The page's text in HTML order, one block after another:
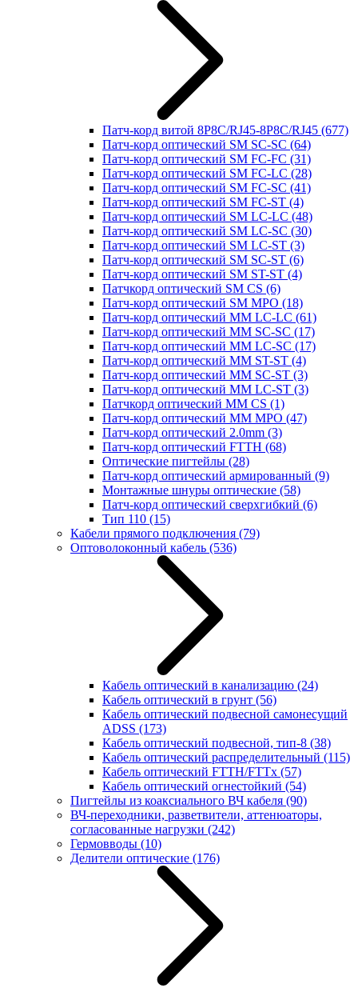
Патч-корд витой 8P8C/RJ45-8P8C/RJ45 (677)
Патч-корд оптический SM SC-SC (64)
Патч-корд оптический SM FC-FC (31)
Патч-корд оптический SM FC-LC (28)
Патч-корд оптический SM FC-SC (41)
Патч-корд оптический SM FC-ST (4)
Патч-корд оптический SM LC-LC (48)
Патч-корд оптический SM LC-SC (30)
Патч-корд оптический SM LC-ST (3)
Патч-корд оптический SM SC-ST (6)
Патч-корд оптический SM ST-ST (4)
Патчкорд оптический SM CS (6)
Патч-корд оптический SM MPO (18)
Патч-корд оптический MM LC-LC (61)
Патч-корд оптический MM SC-SC (17)
Патч-корд оптический MM LC-SC (17)
Патч-корд оптический MM ST-ST (4)
Патч-корд оптический MM SC-ST (3)
Патч-корд оптический MM LC-ST (3)
Патчкорд оптический MM CS (1)
Патч-корд оптический MM MPO (47)
Патч-корд оптический 2.0mm (3)
Патч-корд оптический FTTH (68)
Оптические пигтейлы (28)
Патч-корд оптический армированный (9)
Монтажные шнуры оптические (58)
Патч-корд оптический сверхгибкий (6)
Тип 110 (15)
Кабели прямого подключения (79)
Оптоволоконный кабель (536)
Кабель оптический в канализацию (24)
Кабель оптический в грунт (56)
Кабель оптический подвесной самонесущий
ADSS (173)
Кабель оптический подвесной, тип-8 (38)
Кабель оптический распределительный (115)
Кабель оптический FTTH/FTTx (57)
Кабель оптический огнестойкий (54)
Пигтейлы из коаксиального ВЧ кабеля (90)
ВЧ-переходники, разветвители, аттенюаторы,
согласованные нагрузки (242)
Гермовводы (10)
Делители оптические (176)